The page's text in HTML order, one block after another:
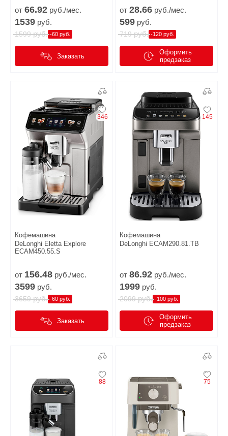
от 66.92 руб./мес.
1539 руб.
1599руб. -60 руб.
Заказать
от 28.66 руб./мес.
599 руб.
719руб. -120 руб.
Оформить
предзаказ
346
Кофемашина
DeLonghi Eletta Explore
ECAM450.55.S
от 156.48 руб./мес.
3599 руб.
3659руб. -60 руб.
Заказать
145
Кофемашина
DeLonghi ECAM290.81.TB
от 86.92 руб./мес.
1999 руб.
2099руб. -100 руб.
Оформить
предзаказ
88 75